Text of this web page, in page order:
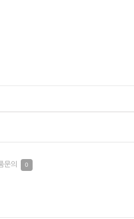
0